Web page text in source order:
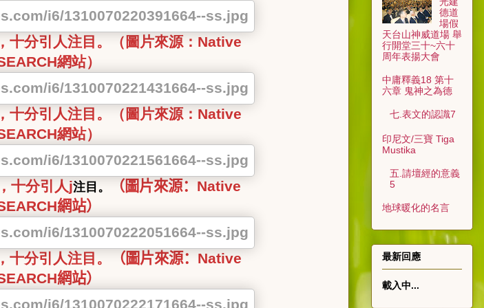
分引人注目。（圖片來源： Native
網站）
分引人注目。（圖片來源： Native
網站）
十分引人j注目。 （圖片來源： Native
網站）
分引人注目。 （圖片來源： Native
網站）
德道
場假
天台山神威道場 舉
行開堂三十~六十
周年表揚大會
中庸釋義18 第十
六章 鬼神之為德
七.表文的認識7
印尼文/三寶 Tiga
Mustika
五.請壇經的意義
5
地球暖化的名言
最新回應
載入中...